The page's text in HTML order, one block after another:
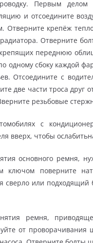
Первым
и отсоедините
Отверните крепёж
Отверните
переднюю
одному сбоку каждой
Отсоедините с
две части троса
резьбовые
с
вверх, чтобы
основного ремня,
ключом поверните
сверло или
ремня,
от проворачивания